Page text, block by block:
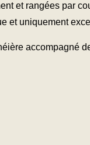
et rangées par
et uniquement
accompagné